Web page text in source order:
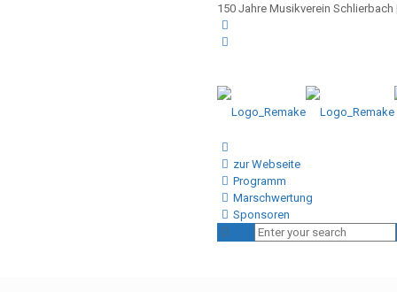
150 Jahre Musikverein
zur Webseite
Programm
Marschwertung
Sponsoren